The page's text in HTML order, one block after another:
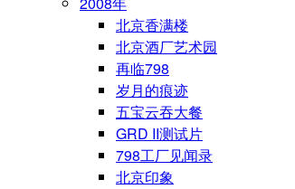
北京香满楼
北京酒厂艺术园
再临798
岁月的痕迹
五宝云吞大餐
GRD II测试片
798工厂见闻录
北京印象